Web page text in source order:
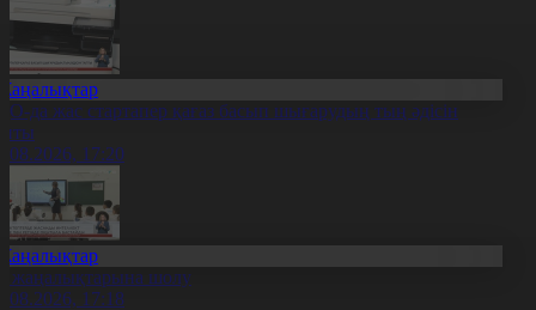
да жас стартапер қағаз басып шығарудың тың әдісін
17:20
жаңалықтарына шолу
17:18